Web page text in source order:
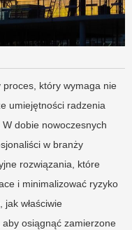
proces, który wymaga nie
umiejętności radzenia
dobie nowoczesnych
w branży
rozwiązania, które
i minimalizować ryzyko
jak właściwie
osiągnąć zamierzone